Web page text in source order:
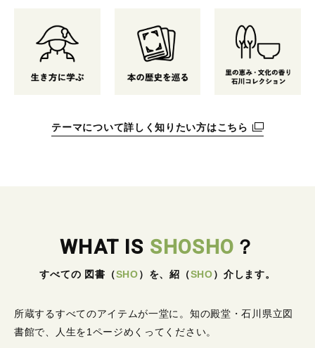
テーマについて詳しく知りたい方はこちら
WHAT IS SHOSHO ？
すべての 図書 （SHO） を、紹 （SHO） 介します。
所蔵するすべてのアイテムが一堂に。 知の殿堂・石川県立図
書館で、人生を1ページめくってください。